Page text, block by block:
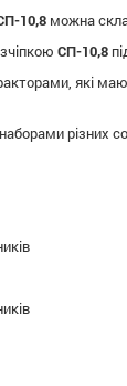
10,8 можна
СП-10,8
які
різних